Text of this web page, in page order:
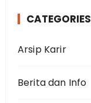
CATEGORIES
Arsip Karir
Berita dan Info